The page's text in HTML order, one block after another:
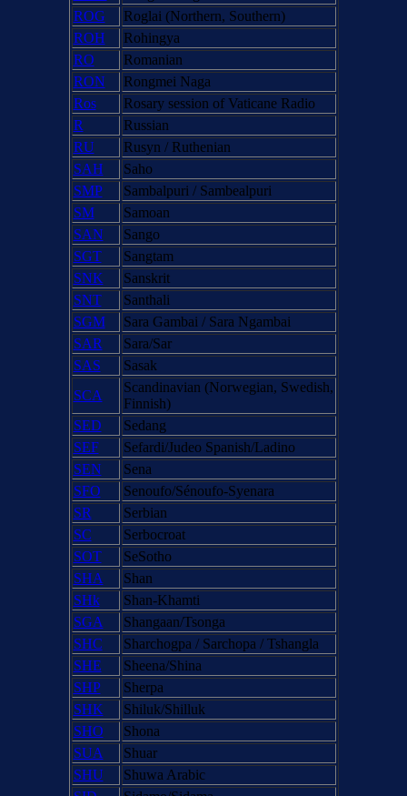
ROG
Roglai (Northern, Southern)
ROH
Rohingya
RO
Romanian
RON
Rongmei Naga
Ros
Rosary session of Vaticane Radio
R
Russian
RU
Rusyn / Ruthenian
SAH
Saho
SMP
Sambalpuri / Sambealpuri
SM
Samoan
SAN
Sango
SGT
Sangtam
SNK
Sanskrit
SNT
Santhali
SGM
Sara Gambai / Sara Ngambai
SAR
Sara/Sar
SAS
Sasak
SCA
Scandinavian (Norwegian, Swedish,
Finnish)
SED
Sedang
SEF
Sefardi/Judeo Spanish/Ladino
SEN
Sena
SFO
Senoufo/Sénoufo-Syenara
SR
Serbian
SC
Serbocroat
SOT
SeSotho
SHA
Shan
SHk
Shan-Khamti
SGA
Shangaan/Tsonga
SHC
Sharchogpa / Sarchopa / Tshangla
SHE
Sheena/Shina
SHP
Sherpa
SHK
Shiluk/Shilluk
SHO
Shona
SUA
Shuar
SHU
Shuwa Arabic